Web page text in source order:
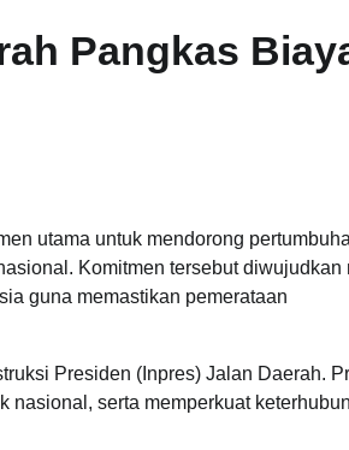
Pangkas
utama untuk mendorong
Komitmen tersebut diwujudkan
guna memastikan pemerataan
Presiden (Inpres) Jalan Daerah.
nasional, serta memperkuat